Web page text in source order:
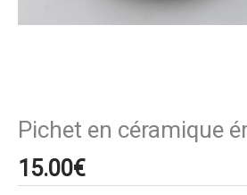
Pichet en céramique
15.00€